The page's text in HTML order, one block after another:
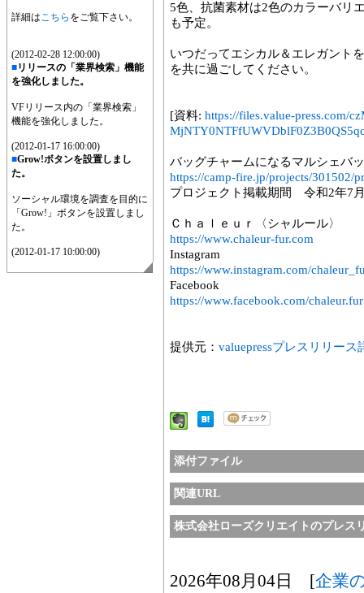
詳細はこちら をご覧下さい。
(2012-02-28 12:00:00)
■リリースの「業界検索」機能
を強化しました。
VFリリース内の「業界検索」
機能を強化しました。
(2012-01-17 16:00:00)
■Grow!ボタンを設置しまし
た。
ソーシャル環境を調査を目的に
「Grow!」ボタンを設置しまし
た。
(2012-01-17 10:00:00)
5色、抗菌素材は2色のカラーバリ
も予定。
いつだってエシカル＆エレガント
を共に過ごしてください。
[資料: https://files.value-press.com/
バッグチャームになるマルシェバ
https://camp-fire.jp/projects/301502/
プロジェクト掲載期間 令和2年7
Ｃｈａｌｅｕｒ〈シャルール〉
https://www.chaleur-fur.com
Instagram
https://www.instagram.com/
Facebook
https://www.facebook.com/chaleur.fur
提供元： valuepressプレスリリース
添付ファイル
関連URL
株式会社ローズクリエイトのプレス
2026年08月04日 [企業